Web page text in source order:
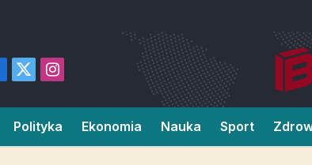
X
Instagram
Polityka Ekonomia Nauka Sport